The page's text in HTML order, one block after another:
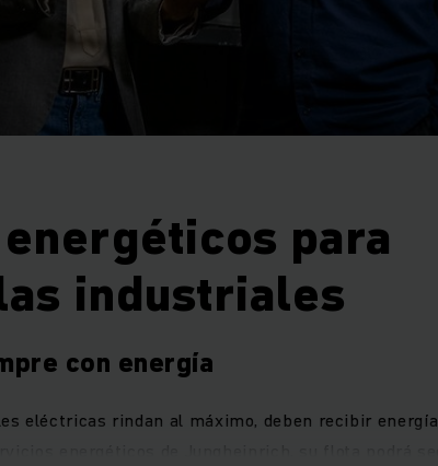
para
industriales
con energía
eléctricas rindan al máximo, deben recibir energía